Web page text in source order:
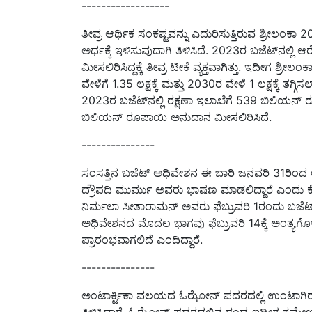
ಅರ್ಧಕ್ಕೆ ಇಳಿಸುವುದಾಗಿ ತಿಳಿಸಿದೆ. 2023ರ ಬಜೆಟ್‌ನಲ್ಲಿ ಆರೋಗ್ಯ
ಮೀಸಲಿರಿಸಿದ್ದಕ್ಕೆ ತೀವ್ರ ಟೀಕೆ ವ್ಯಕ್ತವಾಗಿತ್ತು. ಇದೀಗ
ವೇಳೆಗೆ 1.35 ಲಕ್ಷಕ್ಕೆ ಮತ್ತು 2030ರ ವೇಳೆ 1 ಲಕ್ಷಕ್ಕೆ
2023ರ ಬಜೆಟ್‌ನಲ್ಲಿ ರಕ್ಷಣಾ ಇಲಾಖೆಗೆ 539 ಬಿಲಿಯನ್‌
ಬಿಲಿಯನ್‌ ರೂಪಾಯಿ ಅನುದಾನ ಮೀಸಲಿರಿಸಿದೆ.
ದ್ರೌಪದಿ ಮುರ್ಮು ಅವರು ಭಾಷಣ ಮಾಡಲಿದ್ದಾರೆ ಎಂದು
ನಿರ್ಮಲಾ ಸೀತಾರಾಮನ್‌ ಅವರು ಫೆಬ್ರುವರಿ 1ರಂದು
ಅಧಿವೇಶನದ ಮೊದಲ ಭಾಗವು ಫೆಬ್ರುವರಿ 14ಕ್ಕೆ
ಪ್ರಾರಂಭವಾಗಲಿದೆ ಎಂದಿದ್ದಾರೆ.
---------------
ತಿಳಿಸಿದ್ದಾರೆ. ಓಝೋನ್ ಪದರದಲ್ಲಿನ ರಂಧ್ರ ಇದೀಗ